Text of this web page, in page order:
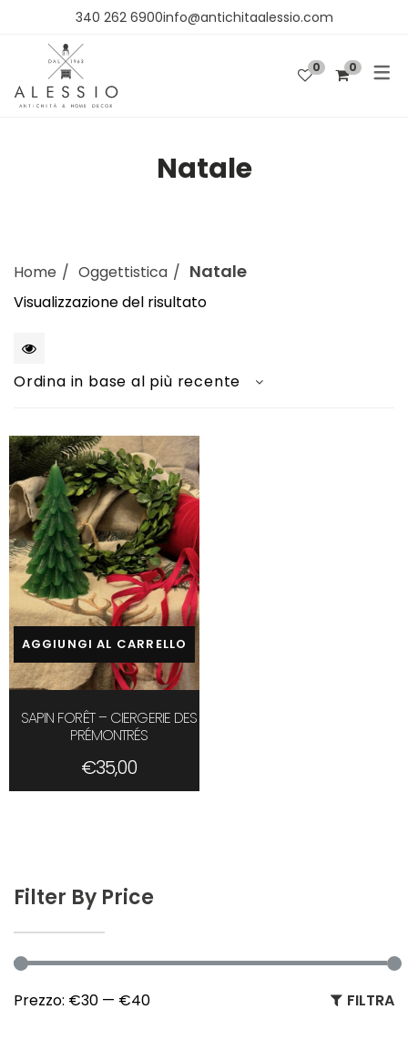
SHOP
340 262 6900info@antichitaalessio.com
0 0
Natale
Home Oggettistica Natale
Visualizzazione del risultato
1
columns
Ordina in base al più recente
AGGIUNGI AL CARRELLO
SAPIN FORÊT – CIERGERIE DES
PRÉMONTRÉS
€35,00
Filter By Price
FILTRA
Prezzo: €30 — €40